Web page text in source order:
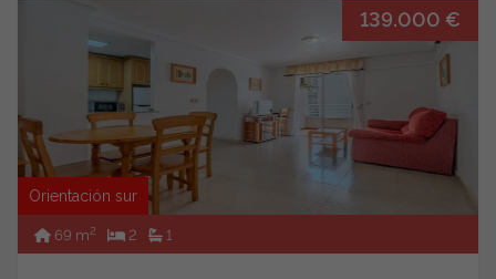
139.000 €
Orientación sur
69 m2 2 1